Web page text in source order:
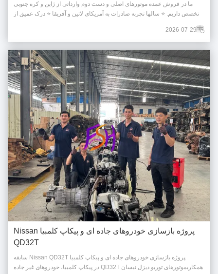
ما در فروش عمده موتورهای اصلی و دست دوم وارداتی از ژاپن و کره جنوبی
تخصص داریم. ⭐ سالها تجربه صادرات به آمریکای لاتین و آفریقا ⭐ درک عمیق از
همکاری های روان تری را در هر زمان تضمین می کند. 🌱 تجربه به حرفه ای بودن
ارزش می بخشد....
2026-07-29
پروژه بازسازی خودروهای جاده ای و پیکاپ کلمبیا Nissan
QD32T
پروژه بازسازی خودروهای جاده ای و پیکاپ کلمبیا Nissan QD32T سابقه
همکاریموتورهای توربو دیزل نیسان QD32T در پیکاپ کلمبیا، خودروهای غیر جاده